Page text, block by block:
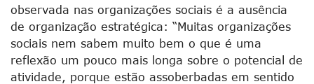
observada nas organizações sociais é a ausência
de organização estratégica: “Muitas organizações
sociais nem sabem muito bem o que é uma
reflexão um pouco mais longa sobre o potencial de
atividade, porque estão assoberbadas em sentido